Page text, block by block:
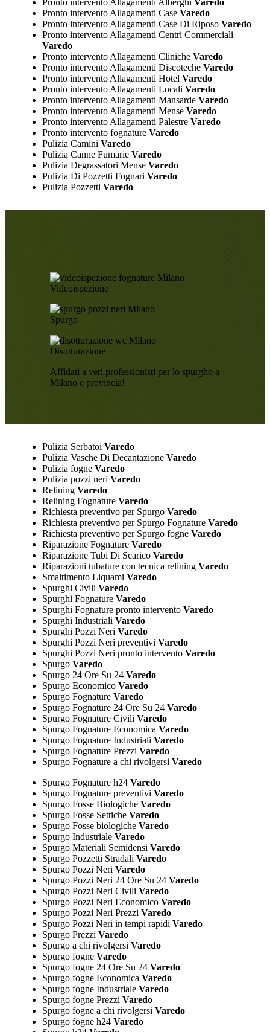
Pronto intervento Allagamenti Alberghi Varedo
Pronto intervento Allagamenti CaseVaredo
Pronto intervento Allagamenti Case Di RiposoVaredo
Pronto intervento Allagamenti Centri Commerciali
Varedo
Pronto intervento Allagamenti ClinicheVaredo
Pronto intervento Allagamenti DiscotecheVaredo
Pronto intervento Allagamenti Hotel Varedo
Pronto intervento Allagamenti Locali Varedo
Pronto intervento Allagamenti MansardeVaredo
Pronto intervento Allagamenti MenseVaredo
Pronto intervento Allagamenti PalestreVaredo
Pronto intervento fognatureVaredo
Pulizia Camini Varedo
Pulizia Canne FumarieVaredo
Pulizia Degrassatori MenseVaredo
Pulizia Di Pozzetti Fognari Varedo
Pulizia Pozzetti Varedo
Videoispezione
Spurgo
Disotturazione
Affidati a veri professionisti per lo spurgho a
Milano e provincia!
Pulizia Serbatoi Varedo
Pulizia Vasche Di DecantazioneVaredo
Pulizia fogneVaredo
Pulizia pozzi neri Varedo
ReliningVaredo
Relining FognatureVaredo
Richiesta preventivo per SpurgoVaredo
Richiesta preventivo per Spurgo FognatureVaredo
Richiesta preventivo per Spurgo fogneVaredo
Riparazione FognatureVaredo
Riparazione Tubi Di ScaricoVaredo
Riparazioni tubature con tecnica reliningVaredo
Smaltimento Liquami Varedo
Spurghi Civili Varedo
Spurghi FognatureVaredo
Spurghi Fognature pronto interventoVaredo
Spurghi Industriali Varedo
Spurghi Pozzi Neri Varedo
Spurghi Pozzi Neri preventivi Varedo
Spurghi Pozzi Neri pronto interventoVaredo
SpurgoVaredo
Spurgo 24 Ore Su 24Varedo
Spurgo EconomicoVaredo
Spurgo FognatureVaredo
Spurgo Fognature 24 Ore Su 24Varedo
Spurgo Fognature Civili Varedo
Spurgo Fognature Economica Varedo
Spurgo Fognature Industriali Varedo
Spurgo Fognature Prezzi Varedo
Spurgo Fognature a chi rivolgersi Varedo
Spurgo Fognature h24Varedo
Spurgo Fognature preventivi Varedo
Spurgo Fosse BiologicheVaredo
Spurgo Fosse SetticheVaredo
Spurgo Fosse biologicheVaredo
Spurgo IndustrialeVaredo
Spurgo Materiali Semidensi Varedo
Spurgo Pozzetti Stradali Varedo
Spurgo Pozzi Neri Varedo
Spurgo Pozzi Neri 24 Ore Su 24Varedo
Spurgo Pozzi Neri Civili Varedo
Spurgo Pozzi Neri EconomicoVaredo
Spurgo Pozzi Neri Prezzi Varedo
Spurgo Pozzi Neri in tempi rapidi Varedo
Spurgo Prezzi Varedo
Spurgo a chi rivolgersi Varedo
Spurgo fogneVaredo
Spurgo fogne 24 Ore Su 24Varedo
Spurgo fogne Economica Varedo
Spurgo fogne IndustrialeVaredo
Spurgo fogne Prezzi Varedo
Spurgo fogne a chi rivolgersi Varedo
Spurgo fogne h24Varedo